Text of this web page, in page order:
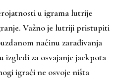
u igrama lutrije
Važno je lutriji pristupiti
načinu zarađivanja
izgledi za osvajanje jackpota
igrači ne osvoje ništa